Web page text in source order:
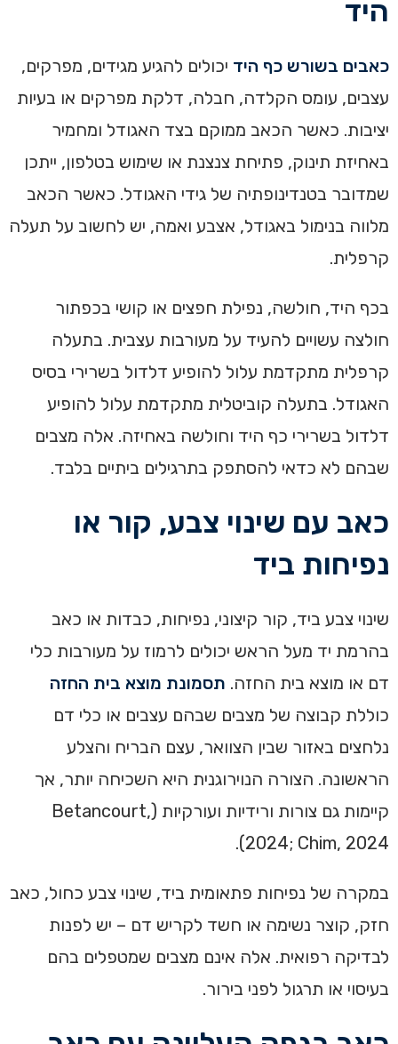
היד
כאבים בשורש כף היד יכולים להגיע מגידים, מפרקים,
עצבים, עומס הקלדה, חבלה, דלקת מפרקים או בעיות
יציבות. כאשר הכאב ממוקם בצד האגודל ומחמיר
באחיזת תינוק, פתיחת צנצנת או שימוש בטלפון, ייתכן
שמדובר בטנדינופתיה של גידי האגודל. כאשר הכאב
מלווה בנימול באגודל, אצבע ואמה, יש לחשוב על תעלה
קרפלית.
בכף היד, חולשה, נפילת חפצים או קושי בכפתור
חולצה עשויים להעיד על מעורבות עצבית. בתעלה
קרפלית מתקדמת עלול להופיע דלדול בשרירי בסיס
האגודל. בתעלה קוביטלית מתקדמת עלול להופיע
דלדול בשרירי כף היד וחולשה באחיזה. אלה מצבים
שבהם לא כדאי להסתפק בתרגילים ביתיים בלבד.
כאב עם שינוי צבע, קור או
נפיחות ביד
שינוי צבע ביד, קור קיצוני, נפיחות, כבדות או כאב
בהרמת יד מעל הראש יכולים לרמוז על מעורבות כלי
דם או מוצא בית החזה. תסמונת מוצא בית החזה
כוללת קבוצה של מצבים שבהם עצבים או כלי דם
נלחצים באזור שבין הצוואר, עצם הבריח והצלע
הראשונה. הצורה הנוירוגנית היא השכיחה יותר, אך
קיימות גם צורות ורידיות ועורקיות (Betancourt,
2024; Chim, 2024).
במקרה של נפיחות פתאומית ביד, שינוי צבע כחול, כאב
חזק, קוצר נשימה או חשד לקריש דם – יש לפנות
לבדיקה רפואית. אלה אינם מצבים שמטפלים בהם
בעיסוי או תרגול לפני בירור.